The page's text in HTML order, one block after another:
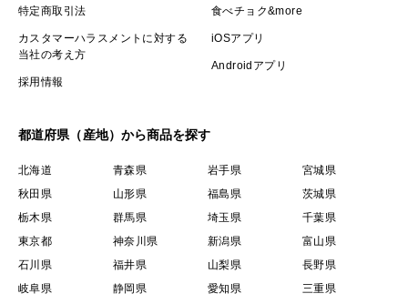
特定商取引法
カスタマーハラスメントに対する
当社の考え方
採用情報
食べチョク&more
iOSアプリ
Androidアプリ
都道府県（産地）から商品を探す
北海道 青森県 岩手県
宮城県
秋田県
山形県 福島県
茨城県
栃木県
群馬県 埼玉県
千葉県
東京都
神奈川県 新潟県
富山県
石川県
福井県 山梨県
長野県
岐阜県
静岡県 愛知県
三重県